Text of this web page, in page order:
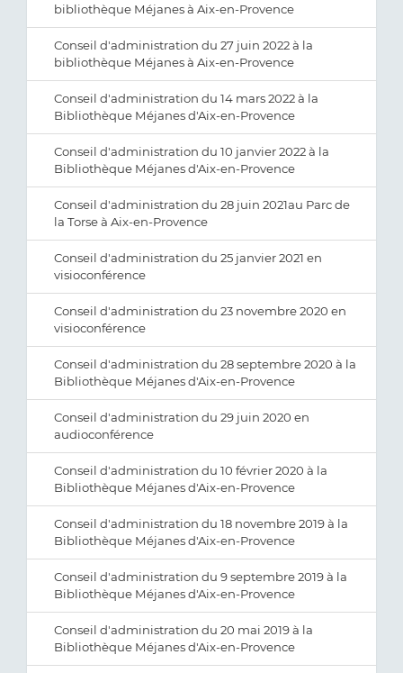
bibliothèque Méjanes à Aix-en-Provence
Conseil d'administration du 27 juin 2022 à la
bibliothèque Méjanes à Aix-en-Provence
Conseil d'administration du 14 mars 2022 à la
Bibliothèque Méjanes d'Aix-en-Provence
Conseil d'administration du 10 janvier 2022 à la
Bibliothèque Méjanes d'Aix-en-Provence
Conseil d'administration du 28 juin 2021au Parc de
la Torse à Aix-en-Provence
Conseil d'administration du 25 janvier 2021 en
visioconférence
Conseil d'administration du 23 novembre 2020 en
visioconférence
Conseil d'administration du 28 septembre 2020 à la
Bibliothèque Méjanes d'Aix-en-Provence
Conseil d'administration du 29 juin 2020 en
audioconférence
Conseil d'administration du 10 février 2020 à la
Bibliothèque Méjanes d'Aix-en-Provence
Conseil d'administration du 18 novembre 2019 à la
Bibliothèque Méjanes d'Aix-en-Provence
Conseil d'administration du 9 septembre 2019 à la
Bibliothèque Méjanes d'Aix-en-Provence
Conseil d'administration du 20 mai 2019 à la
Bibliothèque Méjanes d'Aix-en-Provence